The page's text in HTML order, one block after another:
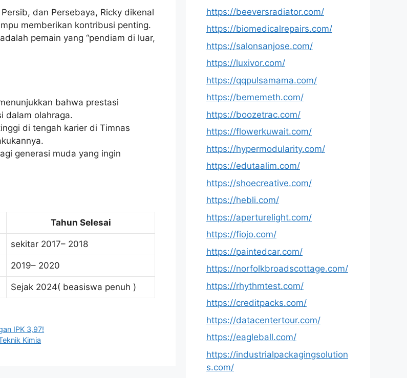
dan Persebaya, Ricky dikenal
memberikan kontribusi penting.
pemain yang “pendiam di luar,
bahwa prestasi
dalam olahraga.
di tengah karier di Timnas
generasi muda yang ingin
Tahun Selesai
sekitar 2017– 2018
2019– 2020
Sejak 2024( beasiswa penuh )
IPK 3,97!
Kimia
https://beeversradiator.com/
https://biomedicalrepairs.com/
https://salonsanjose.com/
https://luxivor.com/
https://qqpulsamama.com/
https://bememeth.com/
https://boozetrac.com/
https://flowerkuwait.com/
https://hypermodularity.com/
https://edutaalim.com/
https://shoecreative.com/
https://hebli.com/
https://aperturelight.com/
https://fiojo.com/
https://paintedcar.com/
https://norfolkbroadscottage.com/
https://rhythmtest.com/
https://creditpacks.com/
https://datacentertour.com/
https://eagleball.com/
https://industrialpackagingsolution
s.com/